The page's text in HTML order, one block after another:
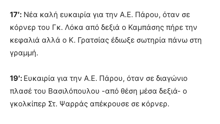
17′: Νέα καλή ευκαιρία για την Α.Ε. Πάρου, όταν σε
κόρνερ του Γκ. Λόκα από δεξιά ο Καμπάσης πήρε την
κεφαλιά αλλά ο Κ. Γρατσίας έδιωξε σωτηρία πάνω στη
γραμμή.
19′: Ευκαιρία για την Α.Ε. Πάρου, όταν σε διαγώνιο
πλασέ του Βασιλόπουλου -από θέση μέσα δεξιά- ο
γκολκίπερ Στ. Ψαρράς απέκρουσε σε κόρνερ.